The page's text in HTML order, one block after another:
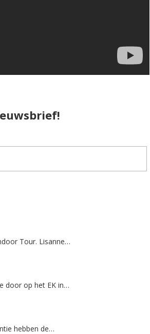
Tour. Lisanne…
door op het EK in…
hebben de…